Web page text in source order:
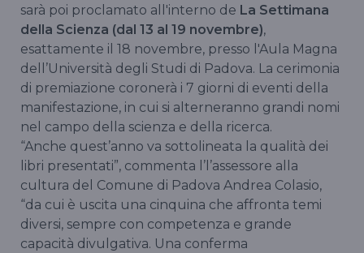
sarà poi proclamato all'interno de La Settimana
della Scienza (dal 13 al 19 novembre),
esattamente il 18 novembre, presso l'Aula Magna
dell’Università degli Studi di Padova. La cerimonia
di premiazione coronerà i 7 giorni di eventi della
manifestazione, in cui si alterneranno grandi nomi
nel campo della scienza e della ricerca.
“Anche quest’anno va sottolineata la qualità dei
libri presentati”, commenta l’l’assessore alla
cultura del Comune di Padova Andrea Colasio,
“da cui è uscita una cinquina che affronta temi
diversi, sempre con competenza e grande
capacità divulgativa. Una conferma